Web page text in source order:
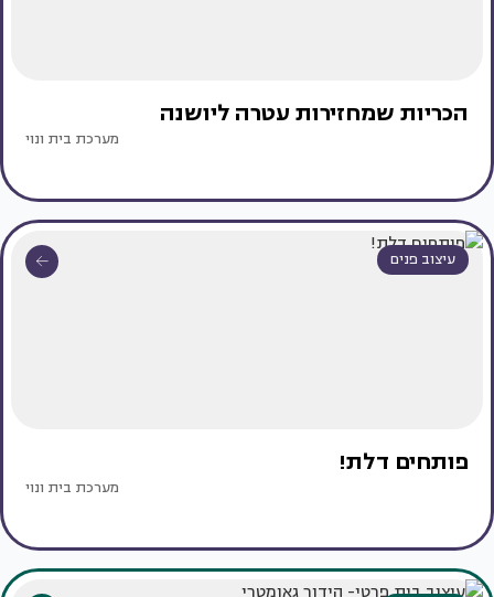
הכריות שמחזירות עטרה ליושנה
מערכת בית ונוי
עיצוב פנים
פותחים דלת!
מערכת בית ונוי